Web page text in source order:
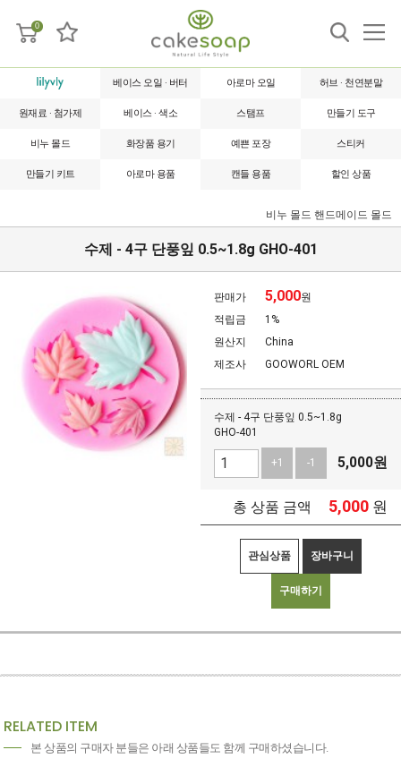
0
베이스 오일 · 버터 아로마 오일 허브 · 천연분말
원재료 · 첨가제 베이스 · 색소 스탬프 만들기 도구
비누 몰드 화장품 용기 예쁜 포장 스티커
만들기 키트 아로마 용품 캔들 용품 할인 상품
비누 몰드 핸드메이드 몰드
수제 - 4구 단풍잎 0.5~1.8g GHO-401
판매가 5,000원
적립금
1%
원산지
China
제조사
GOOWORL OEM
수제 - 4구 단풍잎 0.5~1.8g
GHO-401
+1 -1 5,000원
총 상품 금액 5,000 원
관심상품 장바구니
구매하기
RELATED ITEM
본 상품의 구매자 분들은 아래 상품들도 함께 구매하셨습니다.